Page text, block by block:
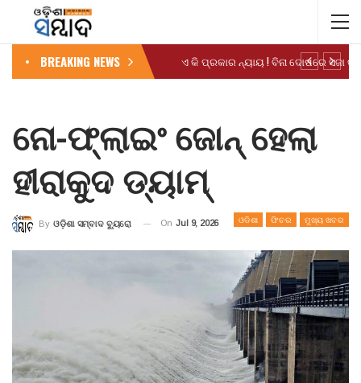
BREAKING NEWS
ନୋ-ଫ୍ଲାଇଂ ଜୋନ୍ ହେଲା
ହୀରାକୁଦ ଡ୍ୟାମ୍
ଓଡିଶା ଫିଚର ମୁଖ୍ୟ ଖବର
By ଓଡ଼ିଶା ସମ୍ବାଦ ବ୍ୟୁରୋ On Jul 9, 2026